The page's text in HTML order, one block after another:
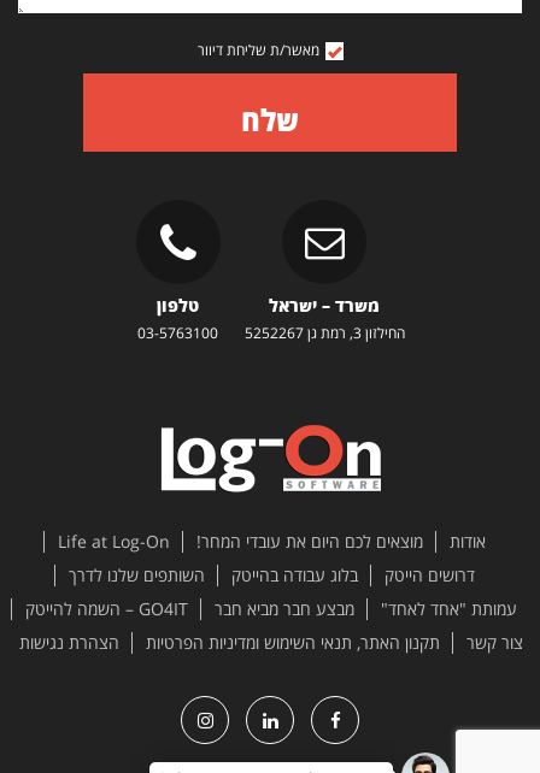
מאשר/ת שליחת דיוור
שלח
משרד – ישראל
החילזון 3, רמת גן 5252267
טלפון
03-5763100
אודות מוצאים לכם היום את עובדי המחר!
Life at Log-On
דרושים הייטק
בלוג עבודה בהייטק
השותפים שלנו לדרך
עמותת "אחד לאחד"
מבצע חבר מביא חבר
GO4IT – השמה להייטק
צור קשר
תקנון האתר, תנאי השימוש ומדיניות הפרטיות הצהרת נגישות